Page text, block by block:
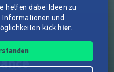
helfen dabei Ideen zu
Informationen und
klick hier.